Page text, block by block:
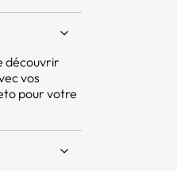
découvrir
vos
pour votre